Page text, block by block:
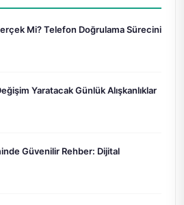
Mi? Telefon Doğrulama Sürecini
Yaratacak Günlük Alışkanlıklar
Güvenilir Rehber: Dijital